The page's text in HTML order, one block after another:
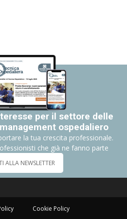
per il settore delle
ospedaliero
la tua crescita professionale.
che già ne fanno parte
ALLA NEWSLETTER
Cookie Policy